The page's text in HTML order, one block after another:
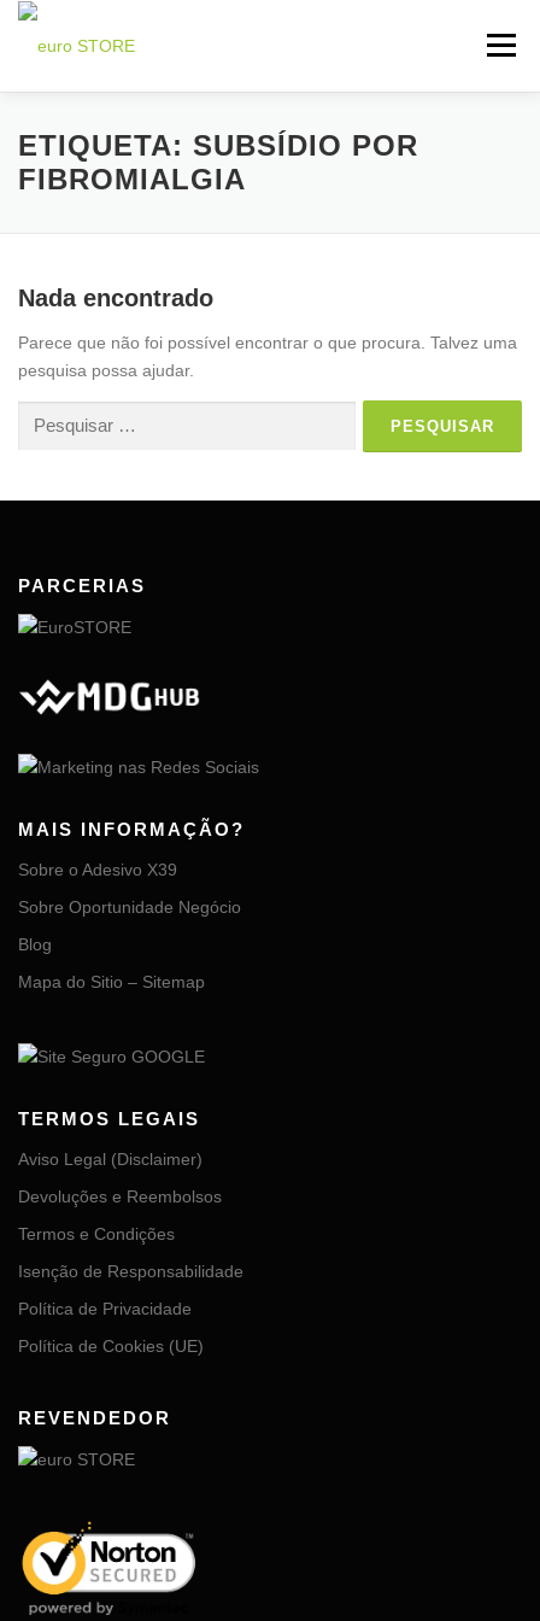
Saltar
Menu
INICIO LOJA LIFEWAVE ⬇ ADESIVO X39 ⬇
ETIQUETA: SUBSÍDIO POR
FIBROMIALGIA
Nada encontrado
Parece que não foi possível encontrar o que procura. Talvez uma
pesquisa possa ajudar.
Pesquisar
PARCERIAS
MAIS INFORMAÇÃO?
Sobre o Adesivo X39
Sobre Oportunidade Negócio
Blog
Mapa do Sitio – Sitemap
TERMOS LEGAIS
Aviso Legal (Disclaimer)
Devoluções e Reembolsos
Termos e Condições
Isenção de Responsabilidade
Política de Privacidade
Política de Cookies (UE)
REVENDEDOR